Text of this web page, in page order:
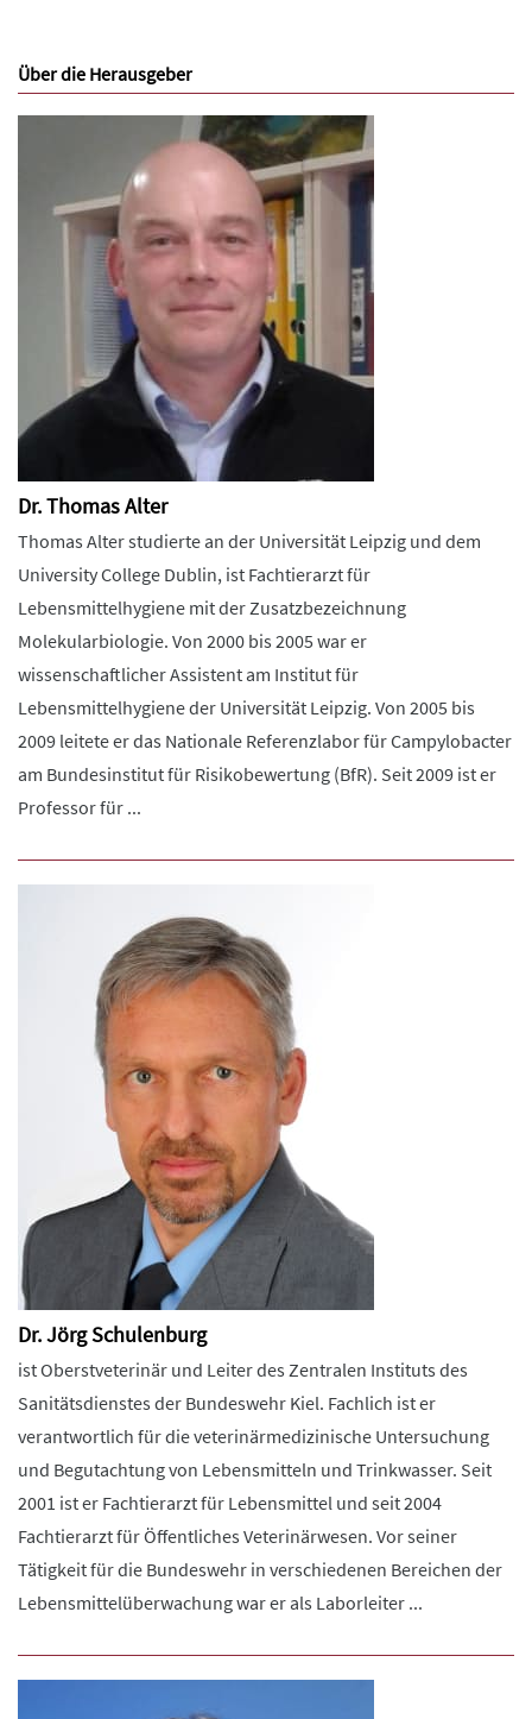
Über die Herausgeber
Dr. Thomas Alter
Thomas Alter studierte an der Universität Leipzig und dem
University College Dublin, ist Fachtierarzt für
Lebensmittelhygiene mit der Zusatzbezeichnung
Molekularbiologie. Von 2000 bis 2005 war er
wissenschaftlicher Assistent am Institut für
Lebensmittelhygiene der Universität Leipzig. Von 2005 bis
2009 leitete er das Nationale Referenzlabor für Campylobacter
am Bundesinstitut für Risikobewertung (BfR). Seit 2009 ist er
Professor für ...
Dr. Jörg Schulenburg
ist Oberstveterinär und Leiter des Zentralen Instituts des
Sanitätsdienstes der Bundeswehr Kiel. Fachlich ist er
verantwortlich für die veterinärmedizinische Untersuchung
und Begutachtung von Lebensmitteln und Trinkwasser. Seit
2001 ist er Fachtierarzt für Lebensmittel und seit 2004
Fachtierarzt für Öffentliches Veterinärwesen. Vor seiner
Tätigkeit für die Bundeswehr in verschiedenen Bereichen der
Lebensmittelüberwachung war er als Laborleiter ...